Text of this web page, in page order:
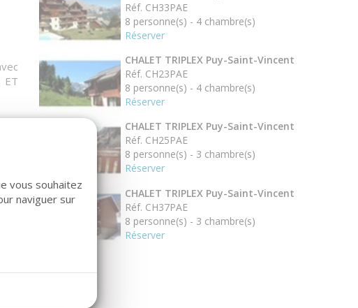
ET
Réf. CH33PAE
8 personne(s) - 4 chambre(s)
Réserver
CHALET TRIPLEX Puy-Saint-Vincent
Réf. CH23PAE
8 personne(s) - 4 chambre(s)
Réserver
CHALET TRIPLEX Puy-Saint-Vincent
Réf. CH25PAE
8 personne(s) - 3 chambre(s)
Réserver
CHALET TRIPLEX Puy-Saint-Vincent
Réf. CH37PAE
8 personne(s) - 3 chambre(s)
Réserver
vous souhaitez
naviguer sur